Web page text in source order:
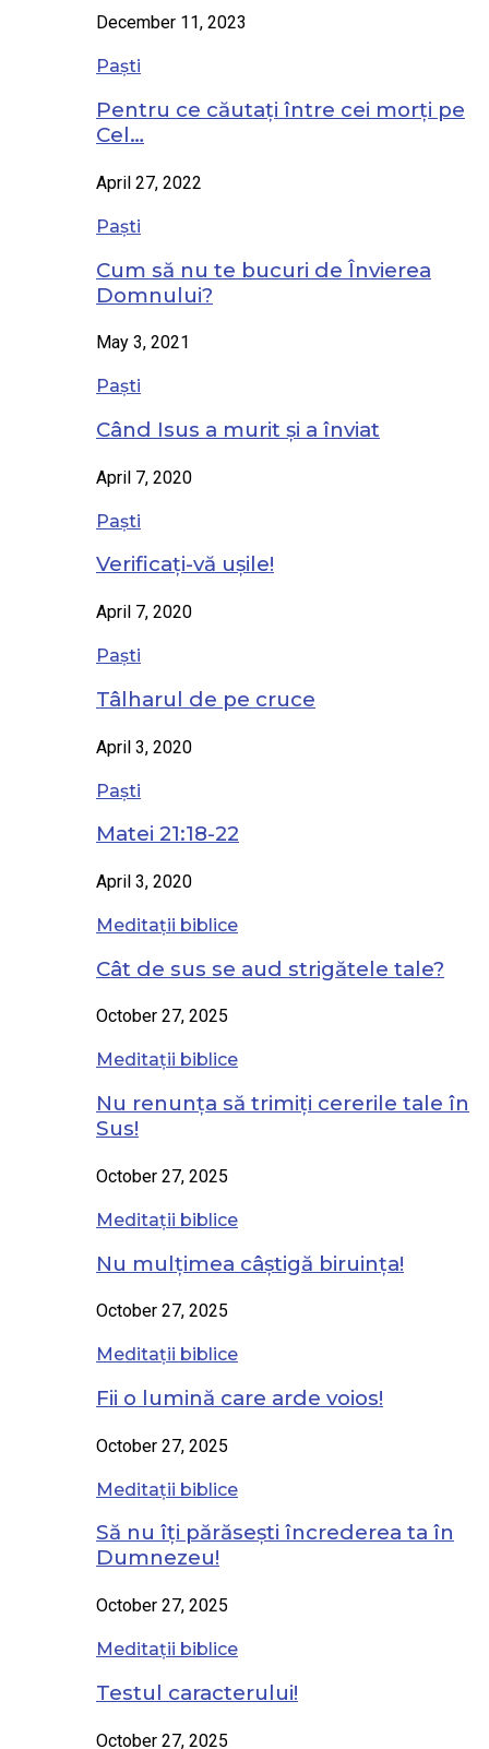
December 11, 2023
Paști
Pentru ce căutați între cei morți pe
Cel…
April 27, 2022
Paști
Cum să nu te bucuri de Învierea
Domnului?
May 3, 2021
Paști
Când Isus a murit și a înviat
April 7, 2020
Paști
Verificați-vă ușile!
April 7, 2020
Paști
Tâlharul de pe cruce
April 3, 2020
Paști
Matei 21:18-22
April 3, 2020
Meditații biblice
Cât de sus se aud strigătele tale?
October 27, 2025
Meditații biblice
Nu renunța să trimiți cererile tale în
Sus!
October 27, 2025
Meditații biblice
Nu mulțimea câștigă biruința!
October 27, 2025
Meditații biblice
Fii o lumină care arde voios!
October 27, 2025
Meditații biblice
Să nu îți părăsești încrederea ta în
Dumnezeu!
October 27, 2025
Meditații biblice
Testul caracterului!
October 27, 2025